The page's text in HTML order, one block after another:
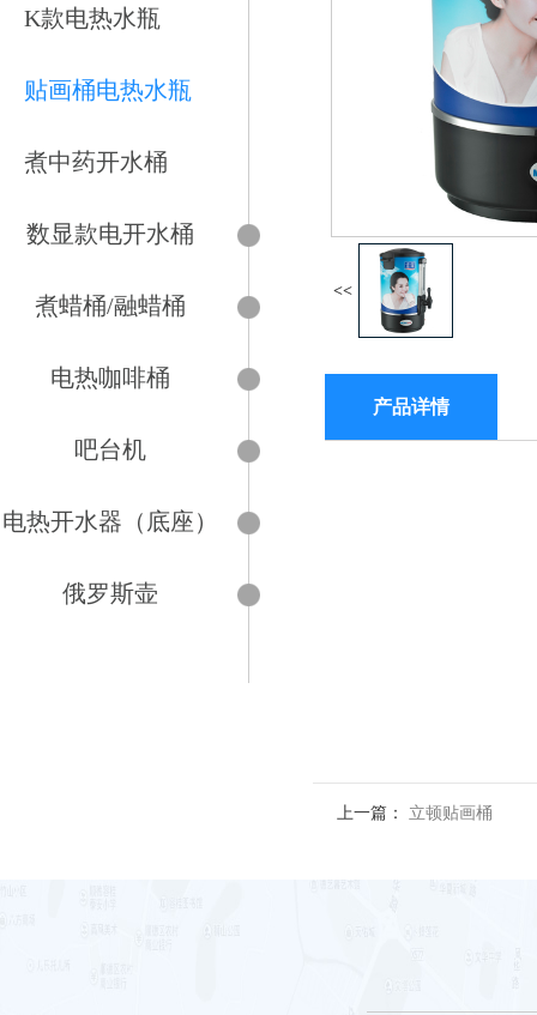
K款电热水瓶
贴画桶电热水瓶
煮中药开水桶
数显款电开水桶
煮蜡桶/融蜡桶
电热咖啡桶
吧台机
电热开水器（底座）
俄罗斯壶
<<
产品详情
上一篇： 立顿贴画桶